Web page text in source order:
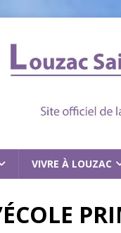
VIVRE À LOUZAC